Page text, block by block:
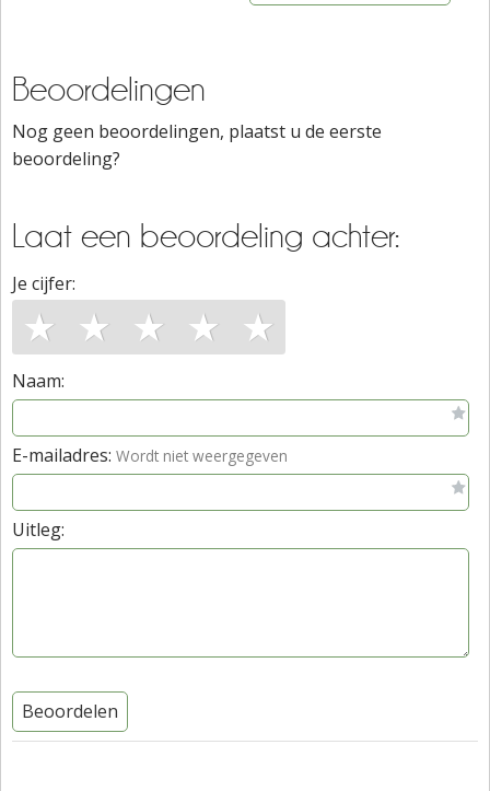
Beoordelingen
Nog geen beoordelingen, plaatst u de eerste
beoordeling?
Laat een beoordeling achter:
Je cijfer:
★ ★ ★ ★ ★
Naam:
E-mailadres: Wordt niet weergegeven
Uitleg:
Beoordelen